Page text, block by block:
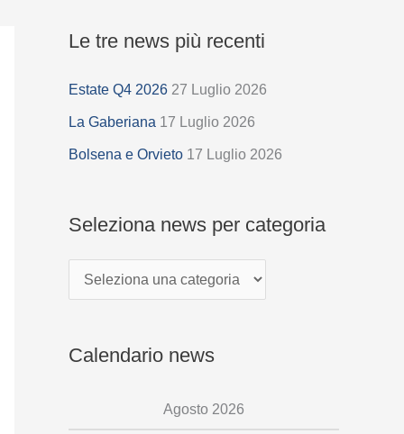
Le tre news più recenti
Estate Q4 2026 27 Luglio 2026
La Gaberiana 17 Luglio 2026
Bolsena e Orvieto 17 Luglio 2026
Seleziona news per categoria
S
l
e
z
n
w
Calendario news
Agosto 2026